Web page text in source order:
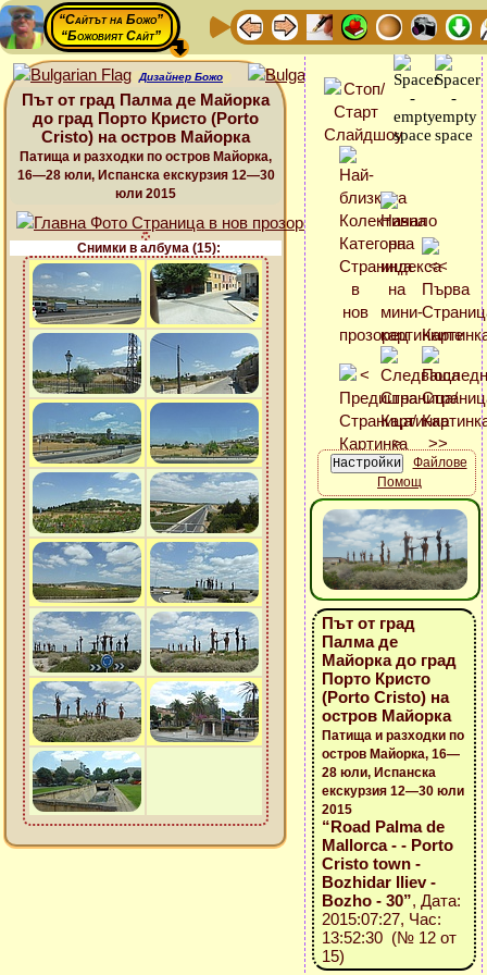
“Сайтът на Божо”
“Божовият Сайт”
Дизайнер Божо
Път от град Палма де Майорка
до град Порто Кристо (Porto
Cristo) на остров Майорка
Патища и разходки по остров Майорка,
16—28 юли, Испанска екскурзия 12—30
юли 2015
Снимки в албума (15):
Файлове
Помощ
Път от град
Палма де
Майорка до град
Порто Кристо
(Porto Cristo) на
остров Майорка
Патища и разходки по
остров Майорка, 16—
28 юли, Испанска
екскурзия 12—30 юли
2015
“Road Palma de
Mallorca - - Porto
Cristo town -
Bozhidar Iliev -
Bozho - 30”, Дата:
2015:07:27, Час:
13:52:30 (№ 12 от
15)